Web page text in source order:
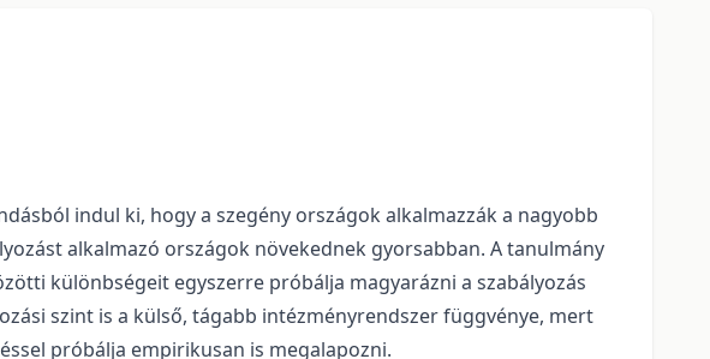
indul ki, hogy a szegény országok alkalmazzák a nagyobb
alkalmazó országok növekednek gyorsabban. A tanulmány
különbségeit egyszerre próbálja magyarázni a szabályozás
szint is a külső, tágabb intézményrendszer függvénye, mert
próbálja empirikusan is megalapozni.